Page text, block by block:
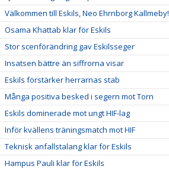
Välkommen till Eskils, Neo Ehrnborg Kallmeby!
Osama Khattab klar för Eskils
Stor scenförändring gav Eskilsseger
Insatsen bättre än siffrorna visar
Eskils förstärker herrarnas stab
Många positiva besked i segern mot Torn
Eskils dominerade mot ungt HIF-lag
Inför kvällens träningsmatch mot HIF
Teknisk anfallstalang klar för Eskils
Hampus Pauli klar för Eskils